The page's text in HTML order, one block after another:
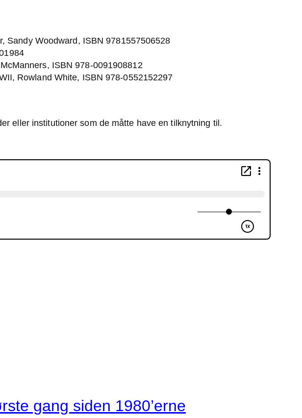
Sandy Woodward, ISBN 9781557506528
ISBN 978-0091908812
Rowland White, ISBN 978-0552152297
eller institutioner som de måtte have en tilknytning til.
gang siden 1980’erne